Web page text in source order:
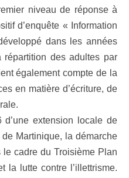
niveau de réponse à
d’enquête « Information
dans les années
des adultes par
également compte de la
en matière d’écriture, de
extension locale de
de Martinique, la démarche
cadre du Troisième Plan
la lutte contre l’illettrisme.